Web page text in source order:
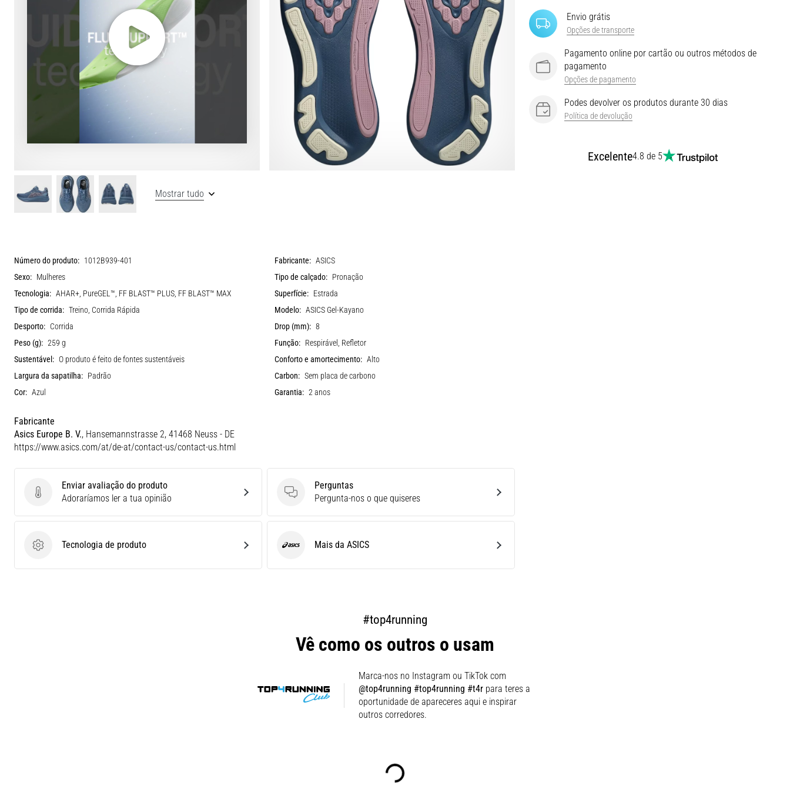
Envio grátis
Opções de transporte
Pagamento online por cartão ou outros métodos de
pagamento
Opções de pagamento
Podes devolver os produtos durante 30 dias
Política de devolução
Excelente4.8 de 5
Mostrar tudo
Número do produto: 1012B939-401 Fabricante: ASICS
Sexo: Mulheres Tipo de calçado: Pronação
Tecnologia: AHAR+, PureGEL™, FF BLAST™ PLUS, FF BLAST™ MAX Superfície: Estrada
Tipo de corrida: Treino, Corrida Rápida Modelo: ASICS Gel-Kayano
Desporto: Corrida Drop (mm): 8
Peso (g): 259 g Função: Respirável, Refletor
Sustentável: O produto é feito de fontes sustentáveis Conforto e amortecimento: Alto
Largura da sapatilha: Padrão Carbon: Sem placa de carbono
Cor: Azul Garantia: 2 anos
Fabricante
Asics Europe B. V., Hansemannstrasse 2, 41468 Neuss - DE
https://www.asics.com/at/de-at/contact-us/contact-us.html
Enviar avaliação do produto
Enviar avaliação do produto
Adoraríamos ler a tua opinião
Perguntas
Perguntas
Pergunta-nos o que quiseres
Tecnologia de produto
Tecnologia de produto ASICS Mais da ASICS
#top4running
Vê como os outros o usam
Marca-nos no Instagram ou TikTok com
@top4running #top4running #t4r para teres a
oportunidade de apareceres aqui e inspirar
outros corredores.